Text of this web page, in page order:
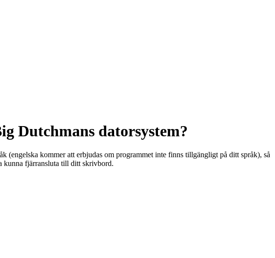
Dutchmans datorsystem?
(engelska kommer att erbjudas om programmet inte finns tillgängligt på ditt språk), så
kunna fjärransluta till ditt skrivbord.